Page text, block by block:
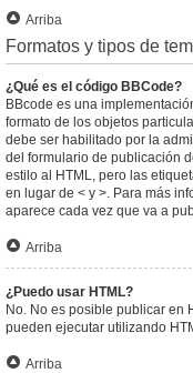
Arriba
Formatos y tipos de
¿Qué es el código BBCode?
BBcode es una
formato de los objetos
debe ser habilitado por la
del formulario de publicación
estilo al HTML, pero las
en lugar de < y >. Para más
aparece cada vez que va a
Arriba
¿Puedo usar HTML?
No. No es posible publicar en
pueden ejecutar utilizando
Arriba